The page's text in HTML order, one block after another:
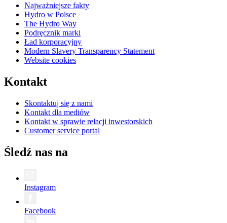
Najważniejsze fakty
Hydro w Polsce
The Hydro Way
Podręcznik marki
Ład korporacyjny
Modern Slavery Transparency Statement
Website cookies
Kontakt
Skontaktuj się z nami
Kontakt dla mediów
Kontakt w sprawie relacji inwestorskich
Customer service portal
Śledź nas na
Instagram
Facebook